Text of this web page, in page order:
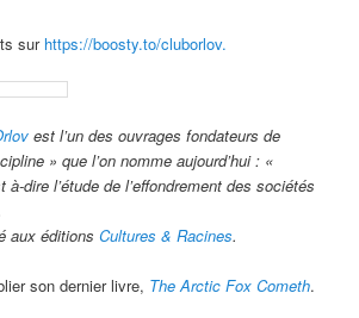
sur https://boosty.to/cluborlov.
est l’un des ouvrages fondateurs de
» que l’on nomme aujourd’hui : «
à-dire l’étude de l’effondrement des sociétés
aux éditionsCultures & Racines.
son dernier livre, The Arctic Fox Cometh.